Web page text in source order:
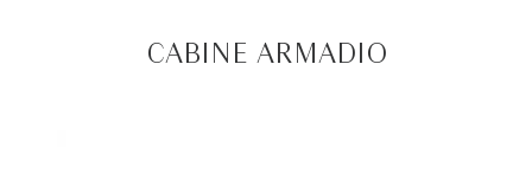
CABINE ARMADIO